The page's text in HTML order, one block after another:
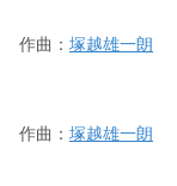
作曲 ： 塚越雄一朗
作曲 ： 塚越雄一朗